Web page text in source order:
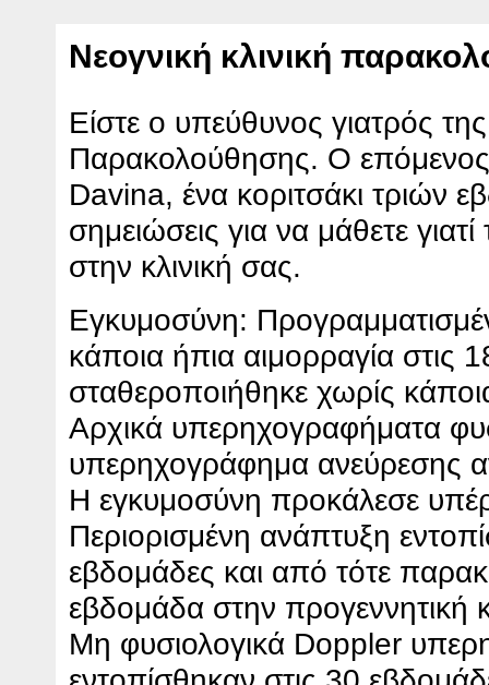
Νεογνική κλινική
Είστε ο υπεύθυνος γιατρός
Παρακολούθησης. Ο επόμενος
Davina, ένα κοριτσάκι τριών
σημειώσεις για να μάθετε
στην κλινική σας.
Εγκυμοσύνη:
κάποια ήπια αιμορραγία στις
σταθεροποιήθηκε χωρίς
Αρχικά υπερηχογραφήματα
υπερηχογράφημα ανεύρεσης
Η εγκυμοσύνη προκάλεσε
Περιορισμένη ανάπτυξη
εβδομάδες και από τότε
εβδομάδα στην προγεννητική
Μη φυσιολογικά Doppler